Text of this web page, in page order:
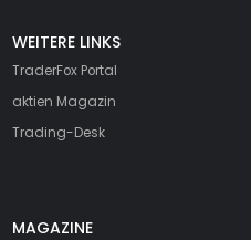
WEITERE LINKS
TraderFox Portal
aktien Magazin
Trading-Desk
MAGAZINE